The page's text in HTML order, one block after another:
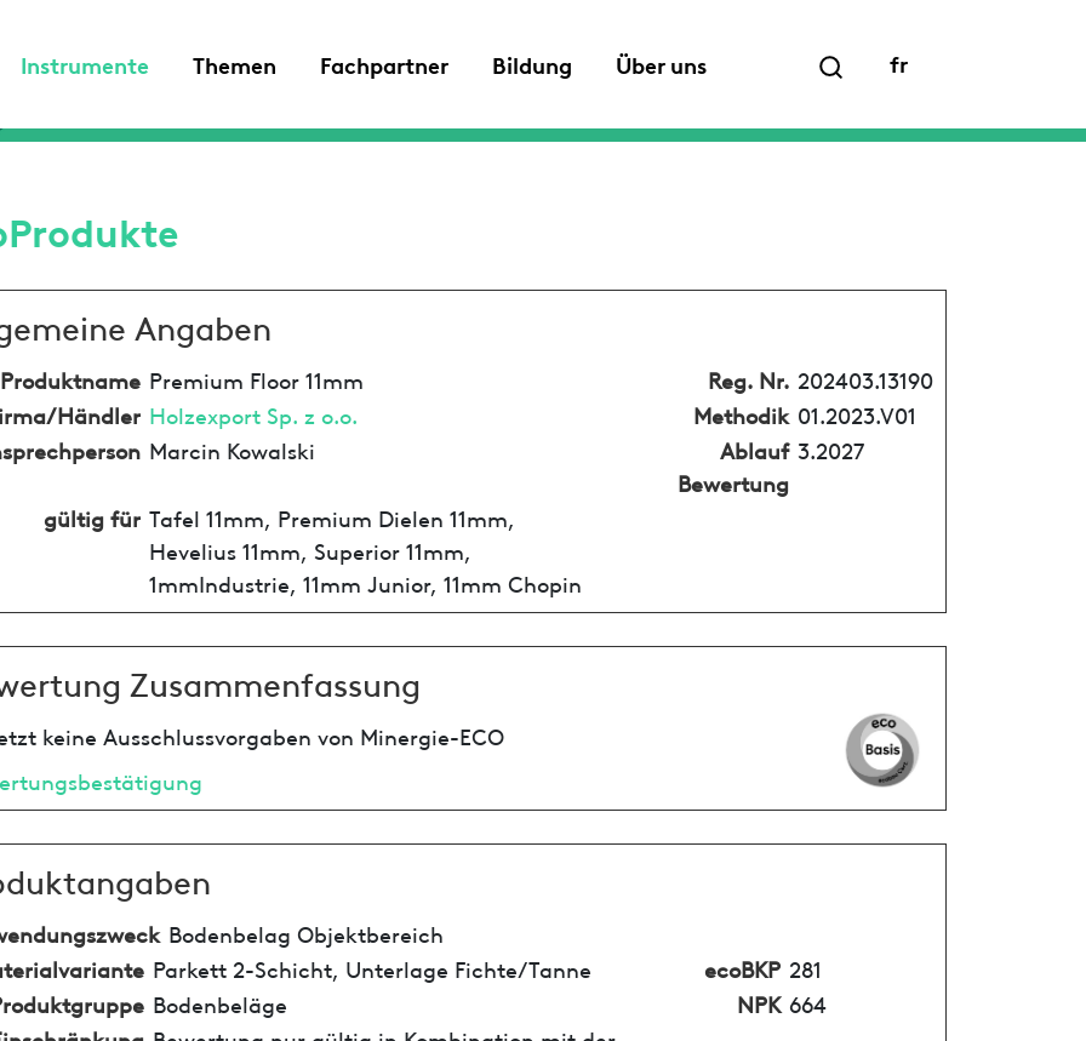
Instrumente Themen Fachpartner Bildung Über uns fr
Angaben
Produktname Premium Floor 11mm Reg. Nr. 202403.13190
Händler Holzexport Sp. z o.o. Methodik 01.2023.V01
Marcin Kowalski
Ablauf
Bewertung
3.2027
gültig für Tafel 11mm, Premium Dielen 11mm,
Hevelius 11mm, Superior 11mm,
1mmIndustrie, 11mm Junior, 11mm Chopin
Zusammenfassung
keine Ausschlussvorgaben von Minergie-ECO
Bodenbelag Objektbereich
Parkett 2-Schicht, Unterlage Fichte/Tanne ecoBKP 281
Bodenbeläge NPK 664